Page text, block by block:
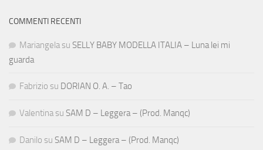
COMMENTI RECENTI
Mariangela su SELLY BABY MODELLA ITALIA – Luna lei mi
guarda
Fabrizio su DORIAN O. A. – Tao
Valentina su SAM D – Leggera – (Prod. Manqc)
Danilo su SAM D – Leggera – (Prod. Manqc)